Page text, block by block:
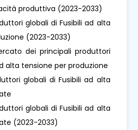
produttiva (2023-2033)
globali di Fusibili ad alta
(2023-2033)
dei principali produttori
alta tensione per produzione
globali di Fusibili ad alta
globali di Fusibili ad alta
(2023-2033)